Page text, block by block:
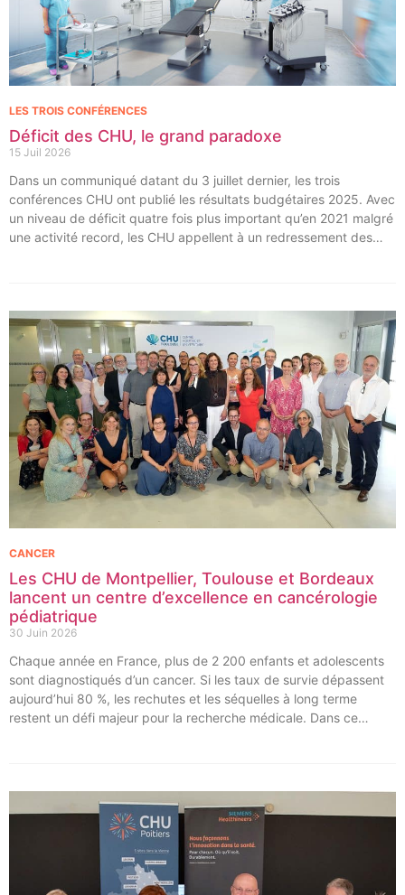
Déficit des CHU, le grand paradoxe
15 Juil 2026
LES TROIS CONFÉRENCES
Dans un communiqué datant du 3 juillet dernier, les trois
conférences CHU ont publié les résultats budgétaires 2025. Avec
un niveau de déficit quatre fois plus important qu’en 2021 malgré
une activité record, les CHU appellent à un redressement des
Les CHU de Montpellier, Toulouse et Bordeaux
lancent un centre d’excellence en cancérologie
pédiatrique
30 Juin 2026
CANCER
Chaque année en France, plus de 2 200 enfants et adolescents
sont diagnostiqués d’un cancer. Si les taux de survie dépassent
aujourd’hui 80 %, les rechutes et les séquelles à long terme
restent un défi majeur pour la recherche médicale. Dans ce
cancers pédiatriques.